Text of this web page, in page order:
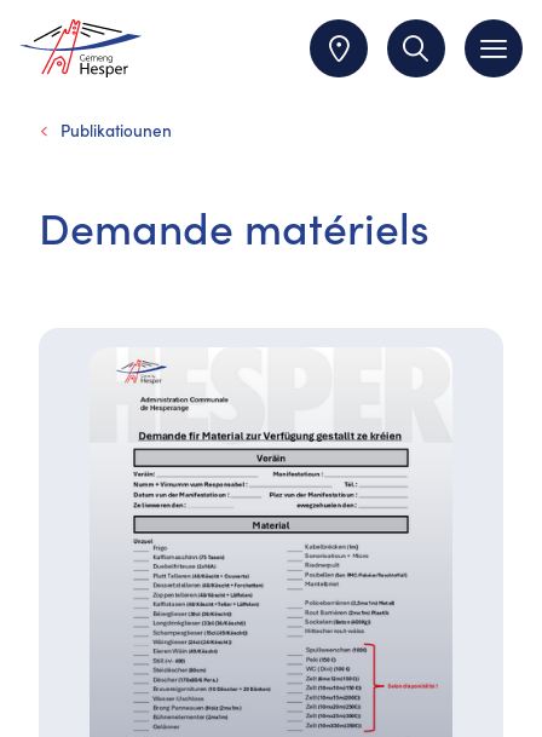
Publikatiounen
Demande matériels